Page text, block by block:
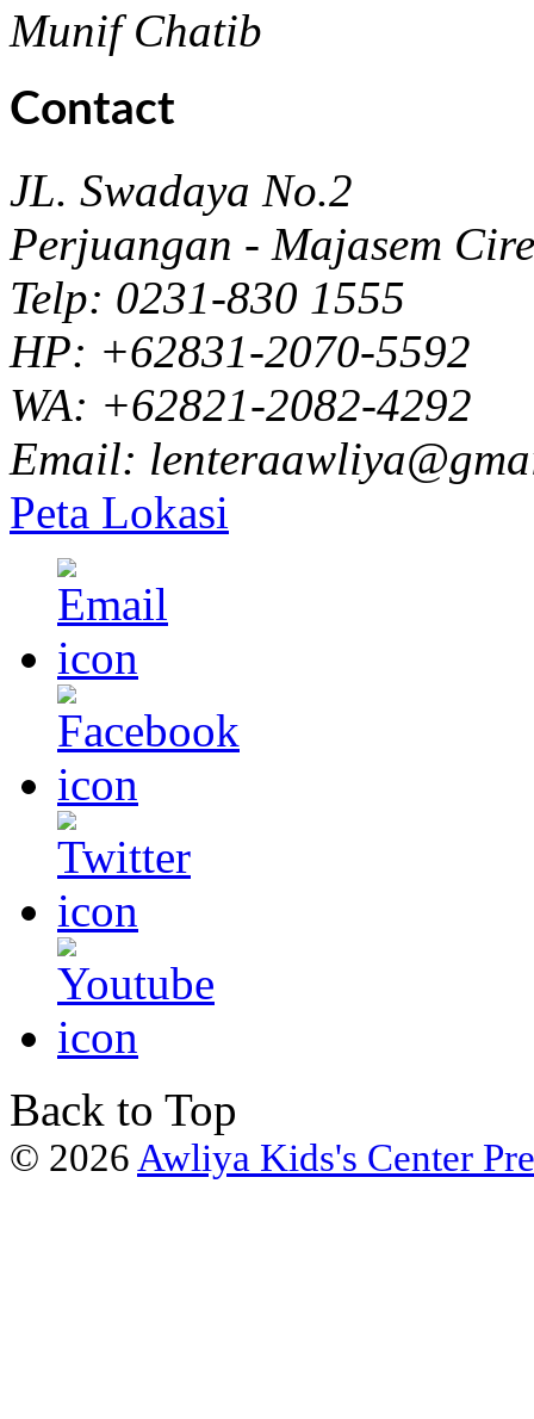
Munif Chatib
Contact
JL. Swadaya No.2
Perjuangan - Majasem
Telp: 0231-830 1555
HP: +62831-2070-5592
WA: +62821-2082-4292
Email:
Peta Lokasi
Back to Top
© 2026 Awliya Kids's Center